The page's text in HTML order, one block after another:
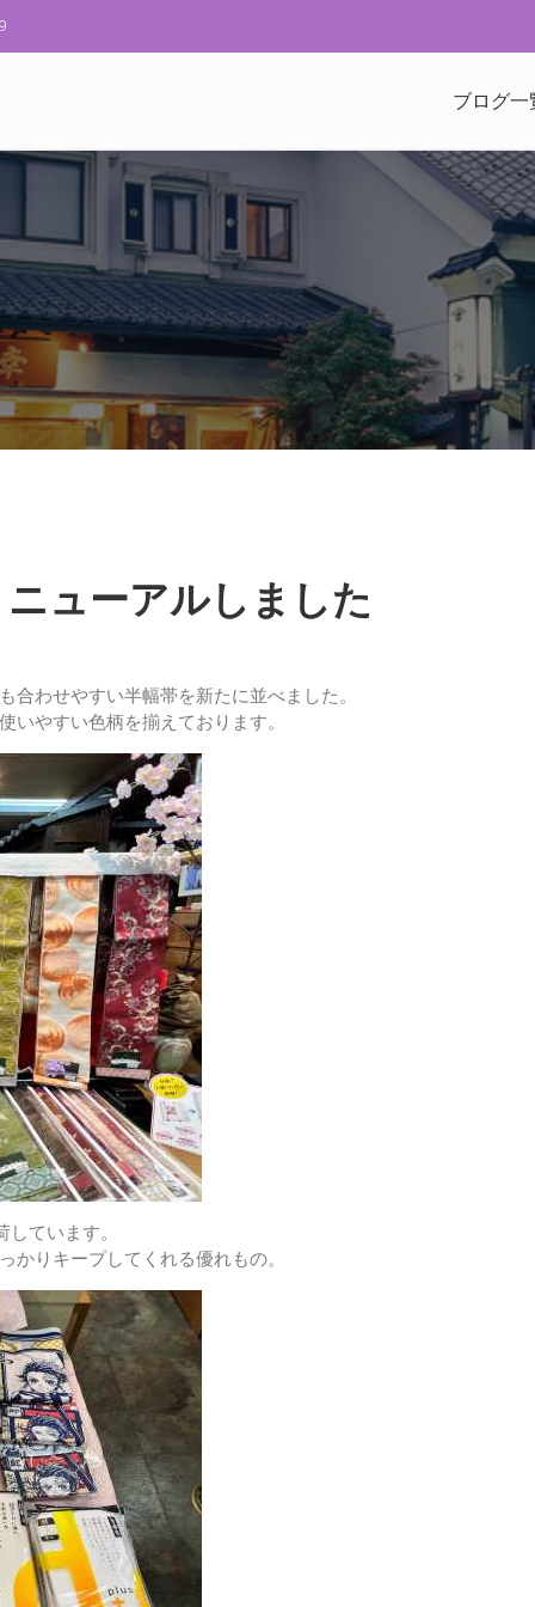
ブログ一
ューアルしました
わせやすい半幅帯を新たに並べました。
いやすい色柄を揃えております。
ています。
かりキープしてくれる優れもの。